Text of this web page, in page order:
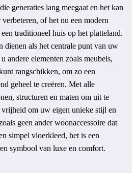
generaties lang meegaat en het kan
of het nu een modern
traditioneel huis op het platteland.
dienen als het centrale punt van uw
andere elementen zoals meubels,
rangschikken, om zo een
geheel te creëren. Met alle
structuren en maten om uit te
om uw eigen unieke stijl en
geen ander woonaccessoire dat
simpel vloerkleed, het is een
symbool van luxe en comfort.